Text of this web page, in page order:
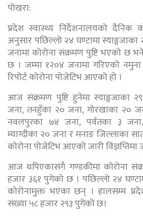
पोखरा:
प्रदेश स्वास्थ्य निर्देशनालयको दैनिक
अनुसार पछिल्लो २४ घण्टामा
जनामा कोरोना संक्रमण पुष्टि भएको छ
छ । जम्मा १२०४ जनामा गरिएको
रिपोर्ट कोरोना पोजेटिभ आएको हो ।
आज संक्रमण पुष्टि हुनेमा स्याङ्गजाका
जना, तनहुँका २० जना, गोरखाका २०
नवलपुरका ७४ जना, पर्वतका ३
म्याग्दीका २० जना र मनाङ जिल्लाका
कोरोना पोजेटिभ आएको जारी
आज थपिएकासंगै गण्डकीमा कोरोना
हजार ३६१ पुगेको छ । पछिल्लो २४
कोरोनामुक्त भएका छन् । हालसम्म
संख्या ५८ हजार २९३ पुगेको छ।